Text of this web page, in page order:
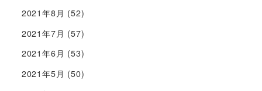
2021年8月 (52)
2021年7月 (57)
2021年6月 (53)
2021年5月 (50)